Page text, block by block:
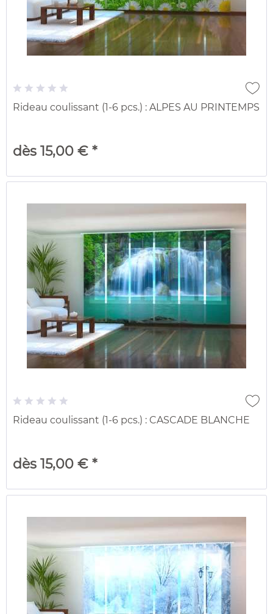
Rideau coulissant (1-6 pcs.) : ALPES AU PRINTEMPS
dès 15,00 € *
Rideau coulissant (1-6 pcs.) : CASCADE BLANCHE
dès 15,00 € *